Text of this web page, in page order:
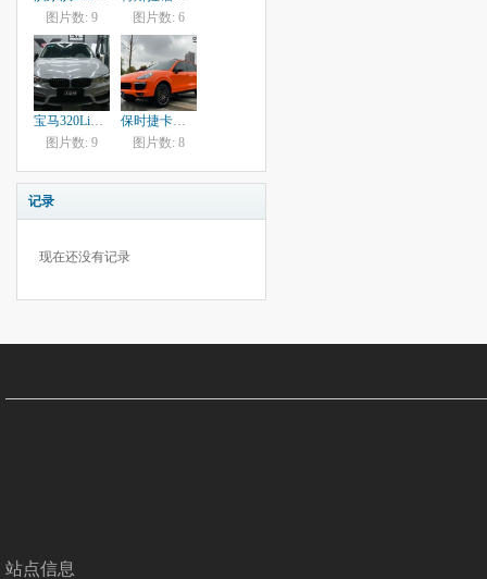
图片数: 9
图片数: 6
宝马320Li亮纳多灰G185
图片数: 9
保时捷卡宴亮烈焰橙G075
图片数: 8
记录
现在还没有记录
站点信息